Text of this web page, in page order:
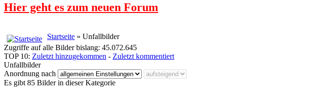
Hier geht es zum neuen Forum
Startseite » Unfallbilder
Zugriffe auf alle Bilder bislang: 45.072.645
TOP 10: Zuletzt hinzugekommen - Zuletzt kommentiert
Unfallbilder
Anordnung nach
Es gibt 85 Bilder in dieser Kategorie